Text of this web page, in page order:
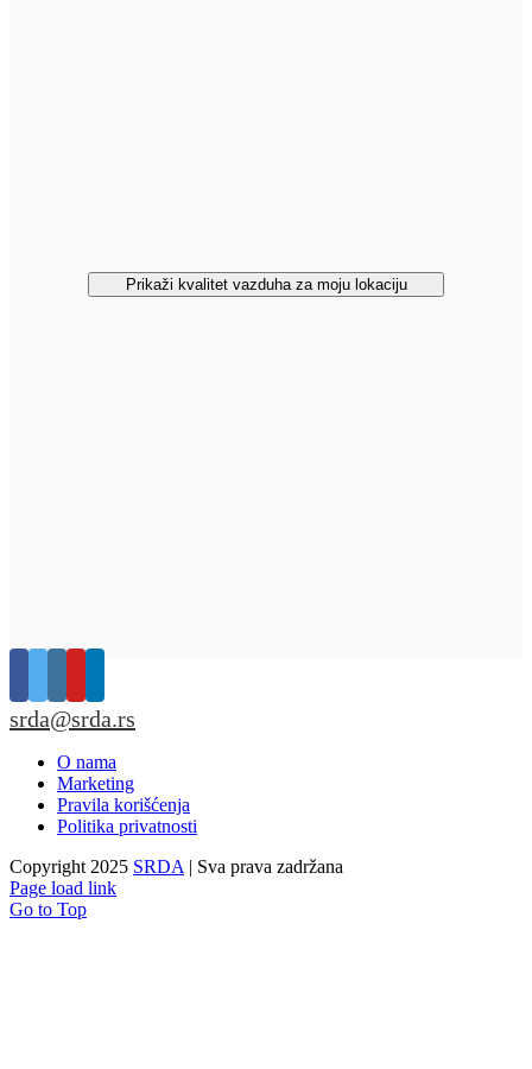
Prikaži kvalitet vazduha za moju lokaciju
srda@srda.rs
O nama
Marketing
Pravila korišćenja
Politika privatnosti
Copyright 2025 SRDA | Sva prava zadržana
Page load link
Go to Top